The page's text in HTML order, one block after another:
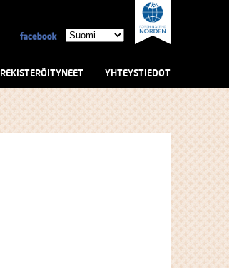
REKISTERÖITYNEET YHTEYSTIEDOT